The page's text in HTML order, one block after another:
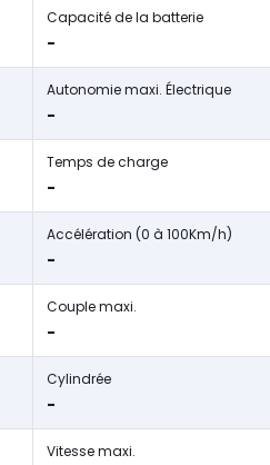
Capacité de la batterie
-
Autonomie maxi. Électrique
-
Temps de charge
-
Accélération (0 à 100Km/h)
-
Couple maxi.
-
Cylindrée
-
Vitesse maxi.